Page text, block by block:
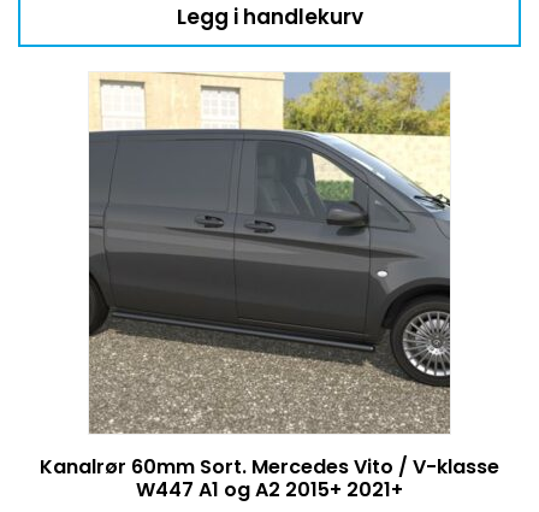
Legg i handlekurv
Kanalrør 60mm Sort. Mercedes Vito / V-klasse
W447 A1 og A2 2015+ 2021+